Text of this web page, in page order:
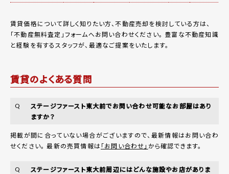
賃貸価格について詳しく知りたい方、不動産売却を検討している方は、
「不動産無料査定 」フォームへお問い合わせください。 豊富な不動産知識
と経験を有するスタッフが、最適なご提案をいたします。
賃貸のよくある質問
Q
ステージファースト東大前でお問い合わせ可能なお部屋はあり
ますか？
掲載が間に合っていない場合がございますので、最新情報はお問い合わ
せください。 最新の売買情報は「お問い合わせ」 から確認できます。
Q
ステージファースト東大前周辺にはどんな施設やお店がありま